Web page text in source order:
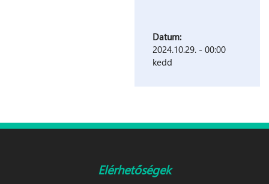
Datum:
2024.10.29. - 00:00
kedd
Elérhetőségek